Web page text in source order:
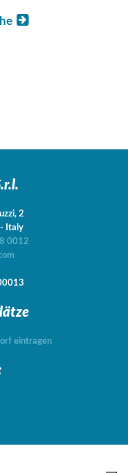
2
- Italy
0012
eintragen